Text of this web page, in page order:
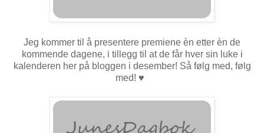
Jeg kommer til å presentere premiene èn etter èn de
kommende dagene, i tillegg til at de får hver sin luke i
kalenderen her på bloggen i desember! Så følg med, følg
med! ♥